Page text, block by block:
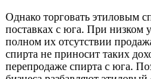
Однако торговать этиловым
поставках с юга. При низком
полном их отсутствии
спирта не приносит таких
перепродаже спирта с юга.